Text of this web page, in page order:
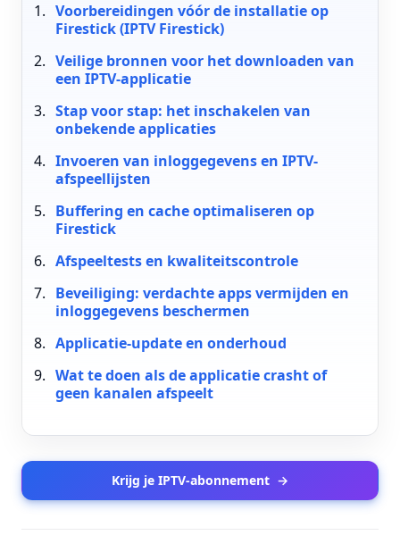
Voorbereidingen vóór de installatie op
Firestick (IPTV Firestick)
Veilige bronnen voor het downloaden van
een IPTV-applicatie
Stap voor stap: het inschakelen van
onbekende applicaties
Invoeren van inloggegevens en IPTV-
afspeellijsten
Buffering en cache optimaliseren op
Firestick
Afspeeltests en kwaliteitscontrole
Beveiliging: verdachte apps vermijden en
inloggegevens beschermen
Applicatie-update en onderhoud
Wat te doen als de applicatie crasht of
geen kanalen afspeelt
Krijg je IPTV-abonnement →